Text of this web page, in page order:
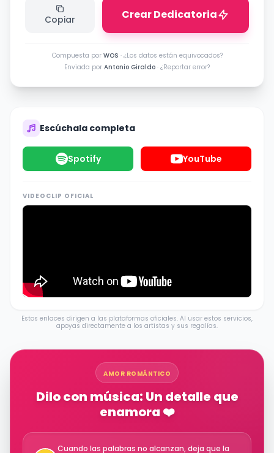
Copiar Crear Dedicatoria
Compuesta por WOS · ¿Los datos están equivocados?
Enviada por Antonio Giraldo · ¿Reportar error?
Escúchala completa
Spotify YouTube
VIDEOCLIP OFICIAL
Estos enlaces dirigen a las plataformas oficiales. Al usar estos servicios,
apoyas directamente a los artistas y sus regalías.
AMOR ROMÁNTICO
Dilo con música: Un detalle que
enamora ❤️
Cuando las palabras no alcanzan, deja que la